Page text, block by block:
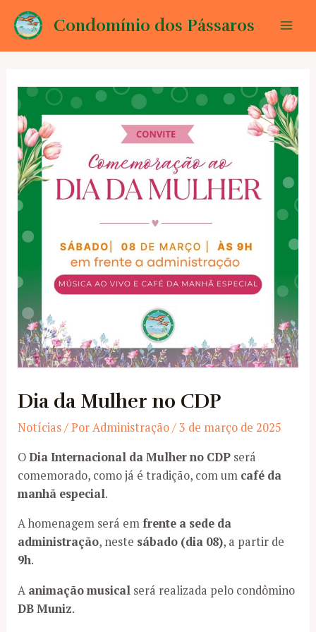
para
Condomínio dos Pássaros
Dia da Mulher no CDP
Notícias/ PorAdministração/3 de março de 2025
ODia Internacional da Mulher no CDP será
comemorado, como já é tradição, com um café da
manhã especial.
A homenagem será emfrente a sede da
administração, neste sábado (dia 08), a partir de
9h.
A animação musical será realizada pelo condômino
DB Muniz.